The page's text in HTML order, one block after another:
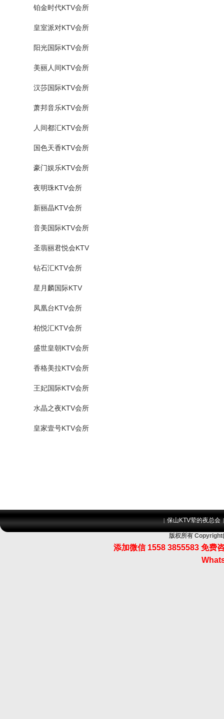
铂金时代KTV会所
皇室派对KTV会所
阳光国际KTV会所
美丽人间KTV会所
汉莎国际KTV会所
萧邦音乐KTV会所
人间都汇KTV会所
国色天香KTV会所
豪门娱乐KTV会所
夜明珠KTV会所
新丽晶KTV会所
音美国际KTV会所
圣翡丽君悦会KTV
钻石汇KTV会所
星月麟国际KTV
凤凰台KTV会所
柏悦汇KTV会所
盛世皇朝KTV会所
香格美拉KTV会所
王妃国际KTV会所
水晶之夜KTV会所
皇家壹号KTV会所
|保山KTV荤的夜总会
版权所有
添加微信 1558 3855583 免费